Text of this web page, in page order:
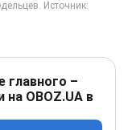
главного –
OBOZ.UA в